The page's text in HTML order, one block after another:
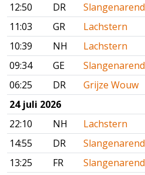
12:50
DR
Slangenarend
11:03
GR
Lachstern
10:39
NH
Lachstern
09:34
GE
Slangenarend
06:25
DR
Grijze Wouw
24 juli 2026
22:10
NH
Lachstern
14:55
DR
Slangenarend
13:25
FR
Slangenarend